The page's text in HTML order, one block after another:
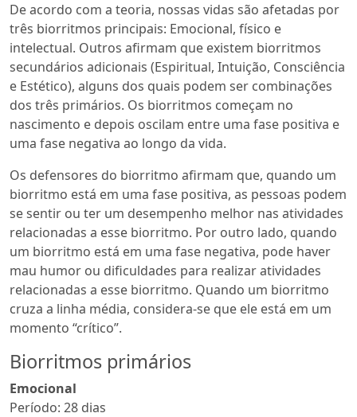
De acordo com a teoria, nossas vidas são afetadas por
três biorritmos principais: Emocional, físico e
intelectual. Outros afirmam que existem biorritmos
secundários adicionais (Espiritual, Intuição, Consciência
e Estético), alguns dos quais podem ser combinações
dos três primários. Os biorritmos começam no
nascimento e depois oscilam entre uma fase positiva e
uma fase negativa ao longo da vida.
Os defensores do biorritmo afirmam que, quando um
biorritmo está em uma fase positiva, as pessoas podem
se sentir ou ter um desempenho melhor nas atividades
relacionadas a esse biorritmo. Por outro lado, quando
um biorritmo está em uma fase negativa, pode haver
mau humor ou dificuldades para realizar atividades
relacionadas a esse biorritmo. Quando um biorritmo
cruza a linha média, considera-se que ele está em um
momento “crítico”.
Biorritmos primários
Emocional
Período: 28 dias